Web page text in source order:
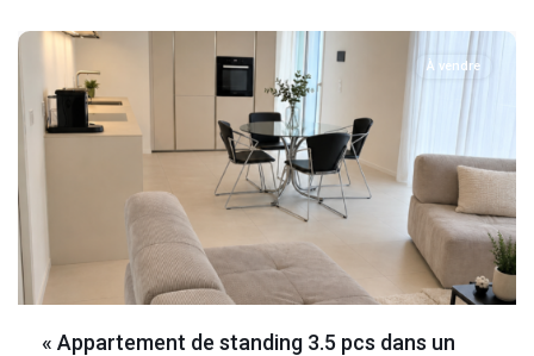
À vendre
« Appartement de standing 3.5 pcs dans un